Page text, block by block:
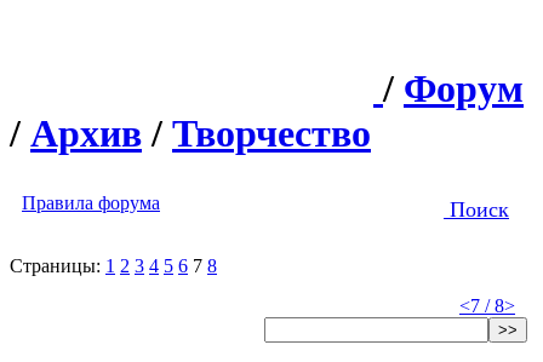
/ Форум
/ Архив / Творчество
Правила форума Поиск
Страницы: 1 2 3 4 5 6 7 8
<7 / 8>
>>